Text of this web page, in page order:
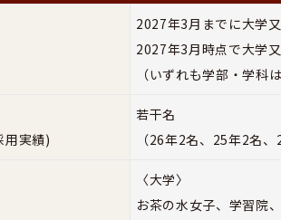
2027年3月までに大学
2027年3月時点で大学
（いずれも学部・学科
用実績)
若干名
（26年2名、25年2名
〈大学〉
お茶の水女子、学習院